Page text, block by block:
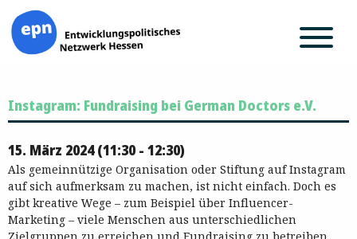
Inhalt
springen
Instagram: Fundraising bei German Doctors e.V.
15. März 2024 (11:30 - 12:30)
Als gemeinnützige Organisation oder Stiftung auf Instagram
auf sich aufmerksam zu machen, ist nicht einfach. Doch es
gibt kreative Wege – zum Beispiel über Influencer-
Marketing – viele Menschen aus unterschiedlichen